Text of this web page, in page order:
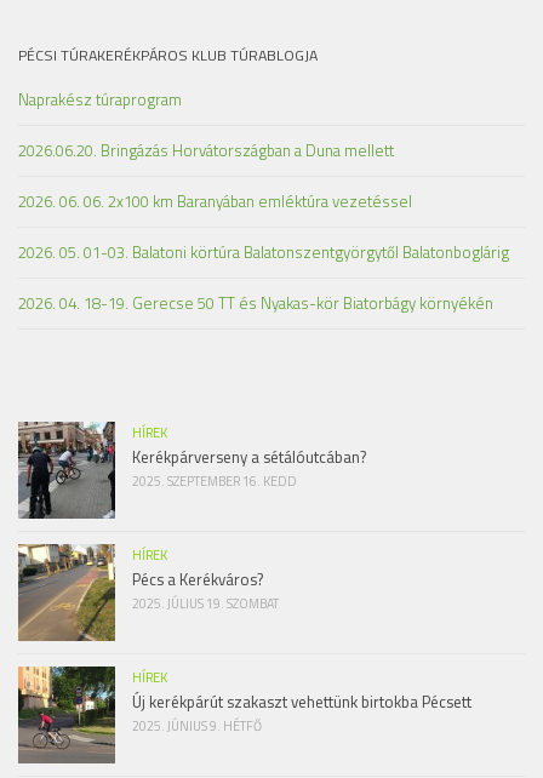
PÉCSI TÚRAKERÉKPÁROS KLUB TÚRABLOGJA
Naprakész túraprogram
2026.06.20. Bringázás Horvátországban a Duna mellett
2026. 06. 06. 2x100 km Baranyában emléktúra vezetéssel
2026. 05. 01-03. Balatoni körtúra Balatonszentgyörgytől Balatonboglárig
2026. 04. 18-19. Gerecse 50 TT és Nyakas-kör Biatorbágy környékén
HÍREK
Kerékpárverseny a sétálóutcában?
2025. SZEPTEMBER 16. KEDD
HÍREK
Pécs a Kerékváros?
2025. JÚLIUS 19. SZOMBAT
HÍREK
Új kerékpárút szakaszt vehettünk birtokba Pécsett
2025. JÚNIUS 9. HÉTFŐ